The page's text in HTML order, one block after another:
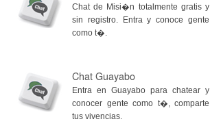
Chat de Misi�n totalmente gratis y
sin registro. Entra y conoce gente
como t�.
Chat Guayabo
Entra en Guayabo para chatear y
conocer gente como t�, comparte
tus vivencias.